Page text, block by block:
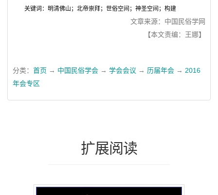
关键词： 明清佛山；北帝崇拜；世俗空间；神圣空间；构建
文章来源：中国民俗学网
【本文责编：王娜】
分类： 首页 → 中国民俗学会 → 学会会议 → 历届年会 → 2016
年会专区
扩展阅读